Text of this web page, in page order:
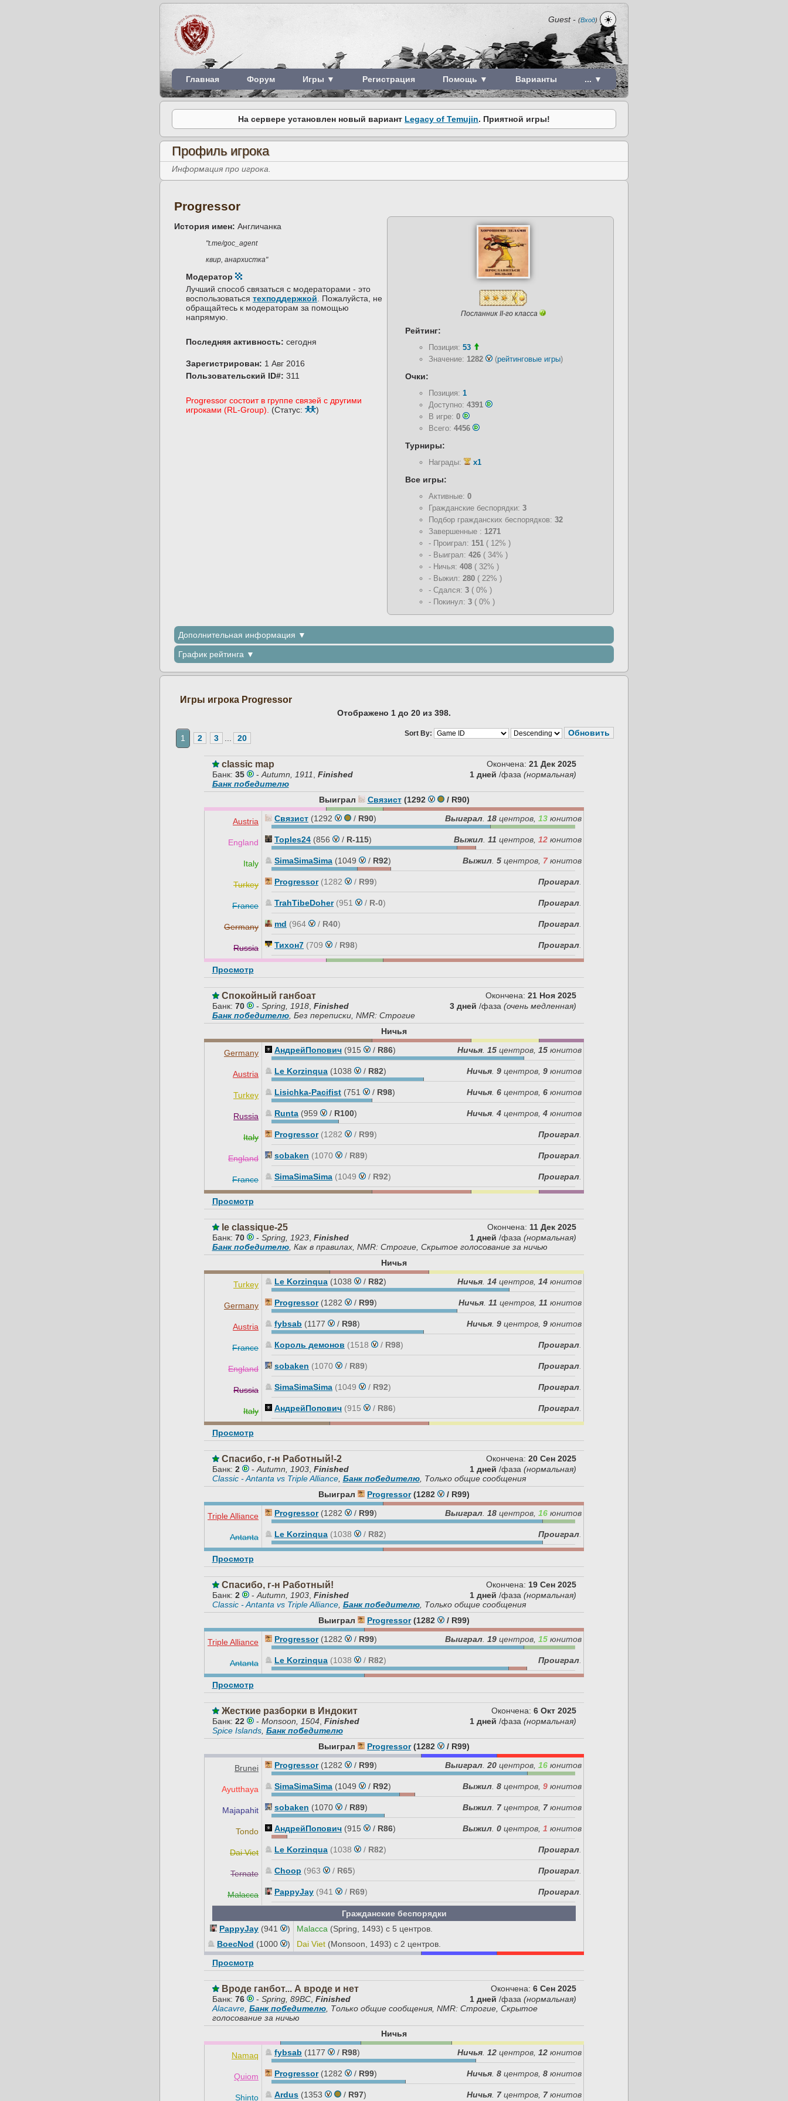
Guest- (Вход) ☀️
Главная Форум Игры ▼ Регистрация Помощь ▼ Варианты ... ▼
На сервере установлен новый вариант Legacy of Temujin. Приятной игры!
Профиль игрока
Информация про игрока.
Progressor
Посланник II-го класса
Рейтинг:
Позиция: 53
Значение: 1282 (рейтинговые игры)
Очки:
Позиция: 1
Доступно: 4391
В игре: 0
Всего: 4456
Турниры:
Награды: x1
Все игры:
Активные: 0
Гражданские беспорядки: 3
Подбор гражданских беспорядков: 32
Завершенные : 1271
- Проиграл: 151 ( 12% )
- Выиграл: 426 ( 34% )
- Ничья: 408 ( 32% )
- Выжил: 280 ( 22% )
- Сдался: 3 ( 0% )
- Покинул: 3 ( 0% )
История имен: Англичанка
"t.me/goc_agent
квир, анархистка"
Модератор
Лучший способ связаться с модераторами - это
воспользоваться техподдержкой. Пожалуйста, не
обращайтесь к модераторам за помощью
напрямую.
Последняя активность: сегодня
Зарегистрирован: 1 Авг 2016
Пользовательский ID#: 311
Progressor состоит в группе связей с другими
игроками (RL-Group). (Статус: )
Дополнительная информация ▼
График рейтинга ▼
Игры игрока Progressor
Отображено 1 до 20 из 398.
1 Sort By:
Окончена: 21 Дек 2025
classic map
1 дней /фаза (нормальная)
Банк: 35 - Autumn, 1911
Finished
Банк победителю
Выиграл
Связист (1292 / R90)
Austria Связист (1292 / R90) Выиграл 18 центров, 13 юнитов
England Toples24 (856 / R-115) Выжил 11 центров, 12 юнитов
Italy SimaSimaSima (1049 / R92) Выжил 5 центров, 7юнитов
Turkey Progressor (1282 / R99) Проиграл
France TrahTibeDoher (951 / R-0) Проиграл
Germany md (964 / R40) Проиграл
Russia Тихон7 (709 / R98) Проиграл
Просмотр
Окончена: 21 Ноя 2025
Спокойный ганбоат
3 дней /фаза (очень медленная)
Банк: 70 - Spring, 1918, Finished
Банк победителю, Без переписки, NMR: Строгие
Ничья
Germany АндрейПопович (915 / R86) Ничья 15 центров, 15 юнитов
Austria Le Korzinqua (1038 / R82) Ничья 9 центров, 9 юнитов
Turkey Lisichka-Pacifist (751 / R98) Ничья 6 центров, 6 юнитов
Russia Runta (959 / R100) Ничья 4 центров, 4 юнитов
Italy Progressor (1282 / R99) Проиграл
England sobaken (1070 / R89) Проиграл
France SimaSimaSima (1049 / R92) Проиграл
Просмотр
Окончена: 11 Дек 2025
le classique-25
1 дней /фаза (нормальная)
Банк: 70 - Spring, 1923, Finished
Банк победителю, Как в правилах, NMR: Строгие, Скрытое голосование за ничью
Ничья
Turkey Le Korzinqua (1038 / R82) Ничья 14 центров, 14 юнитов
Germany Progressor (1282 / R99) Ничья 11 центров, 11 юнитов
Austria fybsab (1177 / R98) Ничья 9 центров, 9 юнитов
France Король демонов (1518 / R98) Проиграл
England sobaken (1070 / R89) Проиграл
Russia SimaSimaSima (1049 / R92) Проиграл
Italy АндрейПопович (915 / R86) Проиграл
Просмотр
Окончена: 20 Сен 2025
Спасибо, г-н Работный!-2
1 дней /фаза (нормальная)
Банк: 2 - Autumn, 1903, Finished
Classic - Antanta vs Triple Alliance, Банк победителю, Только общие сообщения
Выиграл
Progressor (1282 / R99)
Triple Alliance Progressor (1282 / R99) Выиграл 18 центров, 16 юнитов
Antanta Le Korzinqua (1038 / R82) Проиграл
Просмотр
Окончена: 19 Сен 2025
Спасибо, г-н Работный!
1 дней /фаза (нормальная)
Банк: 2 - Autumn, 1903, Finished
Classic - Antanta vs Triple Alliance, Банк победителю, Только общие сообщения
Выиграл
Progressor (1282 / R99)
Triple Alliance Progressor (1282 / R99) Выиграл 19 центров, 15 юнитов
Antanta Le Korzinqua (1038 / R82) Проиграл
Просмотр
Окончена: 6 Окт 2025
Жесткие разборки в Индокит
1 дней /фаза (нормальная)
Банк: 22 - Monsoon, 1504, Finished
Spice Islands, Банк победителю
Выиграл
Progressor (1282 / R99)
Brunei Progressor (1282 / R99) Выиграл 20 центров, 16 юнитов
Ayutthaya SimaSimaSima (1049 / R92) Выжил 8 центров, 9 юнитов
Majapahit sobaken (1070 / R89) Выжил 7центров, 7юнитов
Tondo АндрейПопович (915 / R86) Выжил 0 центров, 1 юнитов
Dai Viet Le Korzinqua (1038 / R82) Проиграл
Ternate Choop (963 / R65) Проиграл
Malacca PappyJay (941 / R69) Проиграл
Гражданские беспорядки
PappyJay (941 ) Malacca (Spring, 1493) с 5 центров.
BoecNod (1000 ) Dai Viet (Monsoon, 1493) с 2 центров.
Просмотр
Окончена: 6 Сен 2025
Вроде ганбот... А вроде и нет
1 дней /фаза (нормальная)
Банк: 76 - Spring, 89BC, Finished
Alacavre, Банк победителю, Только общие сообщения, NMR: Строгие, Скрытое
голосование за ничью
Ничья
Namaq fybsab (1177 / R98) Ничья 12 центров, 12 юнитов
Quiom Progressor (1282 / R99) Ничья 8 центров, 8 юнитов
Shinto Ardus (1353 / R97) Ничья 7центров, 7юнитов